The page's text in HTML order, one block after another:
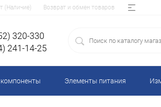
(Наличие) Возврат и обмен товаров
320-330
241-14-25
Элементы питания